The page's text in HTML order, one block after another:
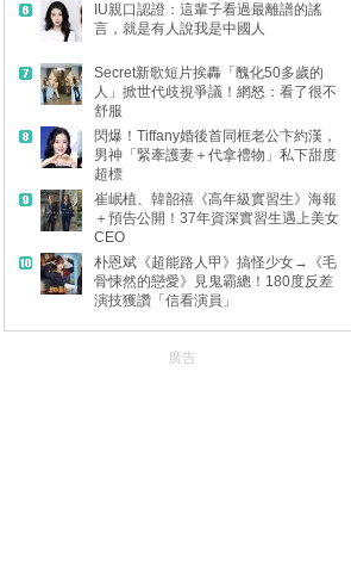
IU親口認證：這輩子看過最離譜的謠
言，就是有人說我是中國人
Secret新歌短片挨轟「醜化50多歲的
人」掀世代歧視爭議！網怒：看了很不
舒服
閃爆！Tiffany婚後首同框老公卞約漢，
男神「緊牽護妻＋代拿禮物」私下甜度
超標
崔岷植、韓韶禧《高年級實習生》海報
＋預告公開！37年資深實習生遇上美女
CEO
朴恩斌《超能路人甲》搞怪少女→《毛
骨悚然的戀愛》見鬼霸總！180度反差
演技獲讚「信看演員」
廣告